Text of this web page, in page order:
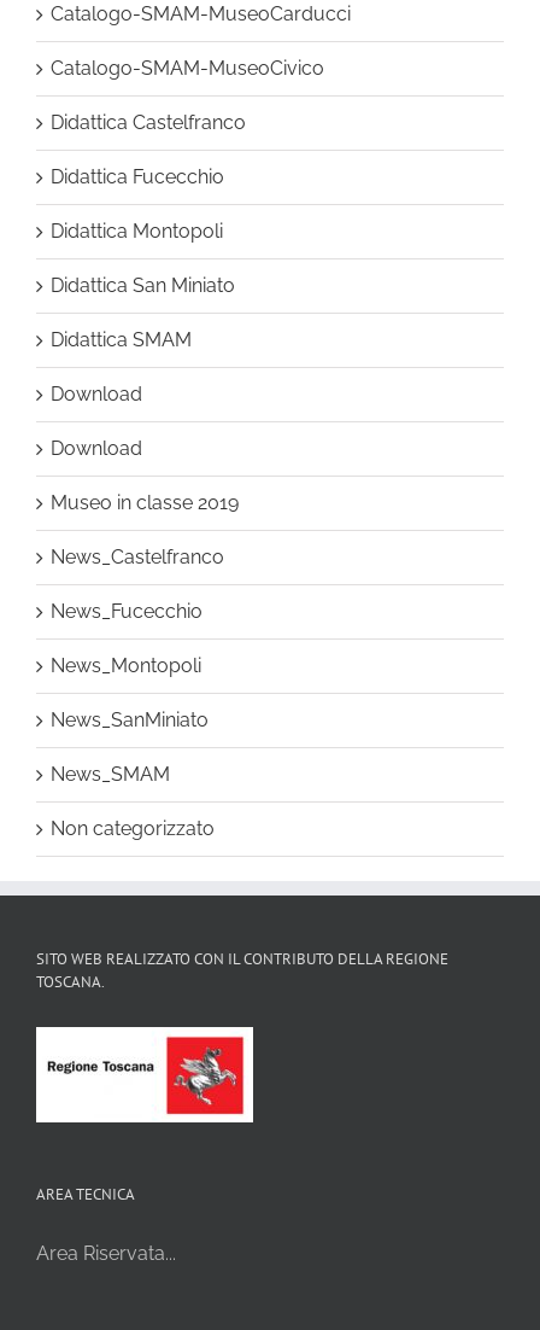
Catalogo-SMAM-MuseoCarducci
Catalogo-SMAM-MuseoCivico
Didattica Castelfranco
Didattica Fucecchio
Didattica Montopoli
Didattica San Miniato
Didattica SMAM
Download
Download
Museo in classe 2019
News_Castelfranco
News_Fucecchio
News_Montopoli
News_SanMiniato
News_SMAM
Non categorizzato
SITO WEB REALIZZATO CON IL CONTRIBUTO DELLA REGIONE
TOSCANA.
AREA TECNICA
Area Riservata...